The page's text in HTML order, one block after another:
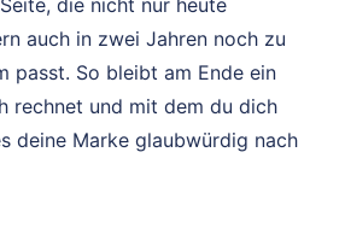
auch in zwei Jahren noch zu
passt. So bleibt am Ende ein
rechnet und mit dem du dich
deine Marke glaubwürdig nach